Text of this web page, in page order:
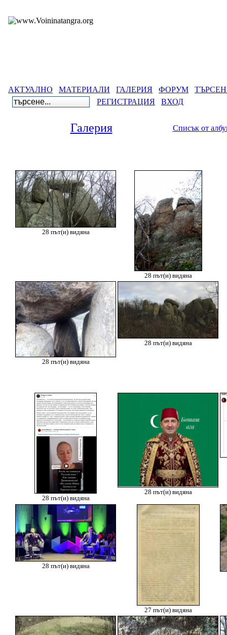
АКТУАЛНО МАТЕРИАЛИ ГАЛЕРИЯ ФОРУМ
РЕГИСТРАЦИЯ
ВХОД
Галерия Списък от
28 път(и) видяна
28 път(и) видяна
28 път(и) видяна
28 път(и) видяна
28 път(и) видяна
28 път(и) видяна
28 път(и) видяна
27 път(и) видяна